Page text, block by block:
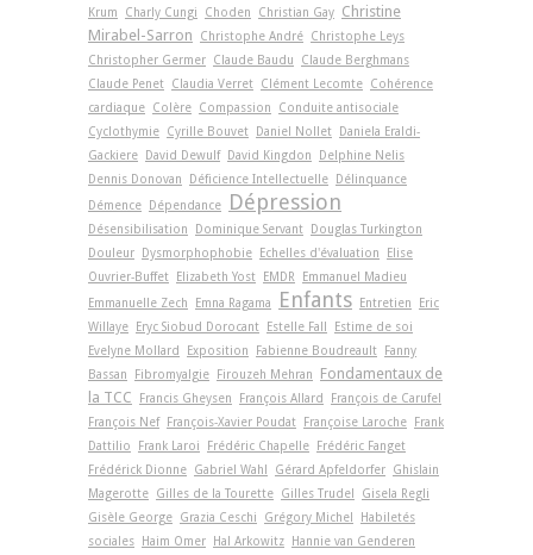
Krum
Charly Cungi Choden Christian Gay Christine
Mirabel-Sarron
Christophe André Christophe Leys
Christopher Germer Claude Baudu
Claude Berghmans
Claude Penet Claudia Verret Clément Lecomte Cohérence
cardiaque Colère Compassion
Conduite antisociale
Cyclothymie Cyrille Bouvet Daniel Nollet Daniela Eraldi-
Gackiere David Dewulf David Kingdon
Delphine Nelis
Dennis Donovan
Déficience Intellectuelle Délinquance
Démence Dépendance Dépression
Désensibilisation Dominique Servant Douglas Turkington
Douleur Dysmorphophobie Echelles d'évaluation
Elise
Ouvrier-Buffet Elizabeth Yost EMDR
Emmanuel Madieu
Emmanuelle Zech
Emna Ragama Enfants Entretien
Eric
Willaye Eryc Siobud Dorocant Estelle Fall
Estime de soi
Evelyne Mollard
Exposition Fabienne Boudreault Fanny
Bassan
Fibromyalgie Firouzeh Mehran
Fondamentaux de
la TCC
Francis Gheysen François Allard
François de Carufel
François Nef François-Xavier Poudat Françoise Laroche Frank
Dattilio
Frank Laroi Frédéric Chapelle Frédéric Fanget
Frédérick Dionne Gabriel Wahl Gérard Apfeldorfer Ghislain
Magerotte Gilles de la Tourette Gilles Trudel
Gisela Regli
Gisèle George Grazia Ceschi Grégory Michel
Habiletés
sociales Haim Omer Hal Arkowitz Hannie van Genderen